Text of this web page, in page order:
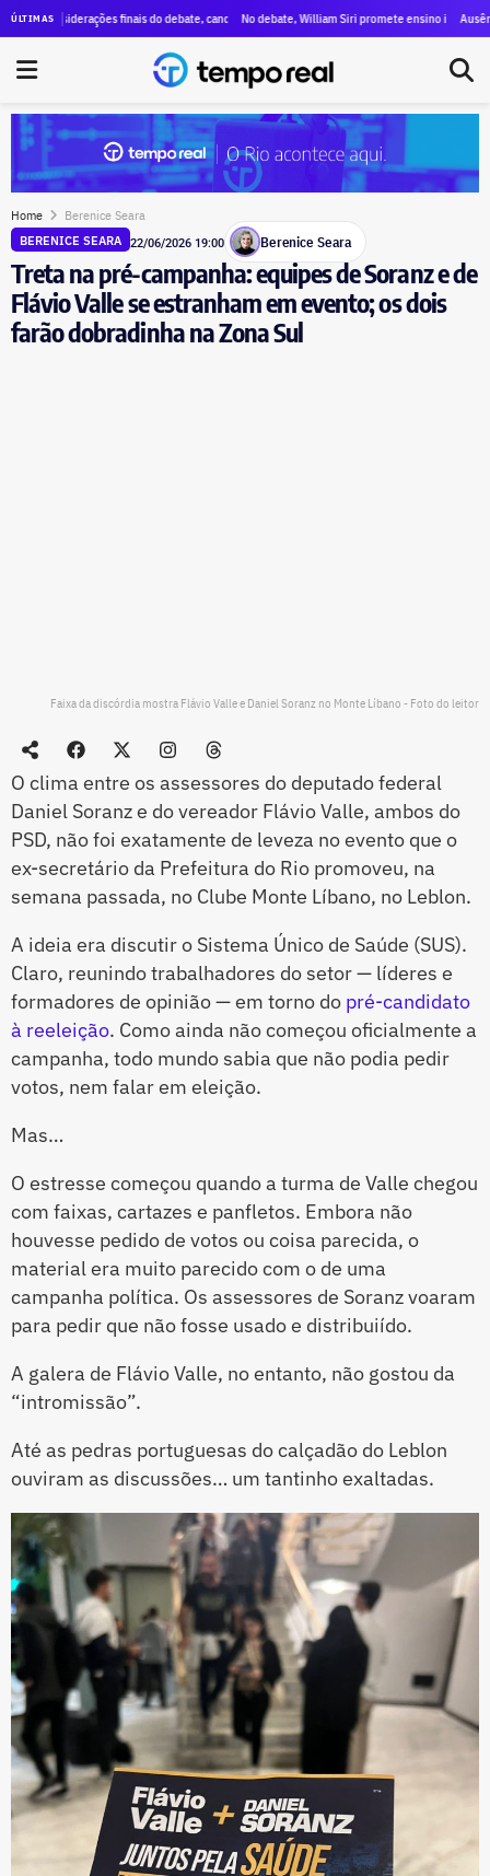
ÚLTIMASa Paes, menções a Bacellar e propostas para segurança e educação
finais do debate, candidatos destacam propostas, citam mudanças e voltam a criticar
No debate, William Siri promete ensino integral nas escolas
Ausência de
Home Berenice Seara
BERENICE SEARA 22/06/2026 19:00 Berenice Seara
Treta na pré-campanha: equipes de Soranz e de
Flávio Valle se estranham em evento; os dois
farão dobradinha na Zona Sul
Faixa da discórdia mostra Flávio Valle e Daniel Soranz no Monte Líbano - Foto do leitor
O clima entre os assessores do deputado federal
Daniel Soranz e do vereador Flávio Valle, ambos do
PSD, não foi exatamente de leveza no evento que o
ex-secretário da Prefeitura do Rio promoveu, na
semana passada, no Clube Monte Líbano, no Leblon.
A ideia era discutir o Sistema Único de Saúde (SUS).
Claro, reunindo trabalhadores do setor — líderes e
formadores de opinião — em torno do pré-candidato
à reeleição. Como ainda não começou oficialmente a
campanha, todo mundo sabia que não podia pedir
votos, nem falar em eleição.
Mas…
O estresse começou quando a turma de Valle chegou
com faixas, cartazes e panfletos. Embora não
houvesse pedido de votos ou coisa parecida, o
material era muito parecido com o de uma
campanha política. Os assessores de Soranz voaram
para pedir que não fosse usado e distribuiído.
A galera de Flávio Valle, no entanto, não gostou da
“intromissão”.
Até as pedras portuguesas do calçadão do Leblon
ouviram as discussões… um tantinho exaltadas.